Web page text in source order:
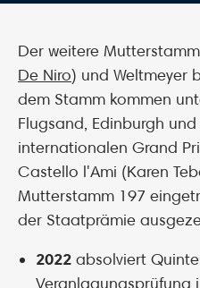
Der weitere
De Niro) und Weltmeyer
dem Stamm kommen
Flugsand, Edinburgh
internationalen Grand
Castello l'Ami (Karen
Mutterstamm 197
der Staatprämie
2022 absolviert
Veranlagungsprüfung